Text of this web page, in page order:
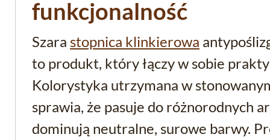
funkcjonalność
Szara stopnica klinkierowa
to produkt, który łączy w sobie
Kolorystyka utrzymana w
sprawia, że pasuje do różnorodnych
dominują neutralne, surowe barwy.